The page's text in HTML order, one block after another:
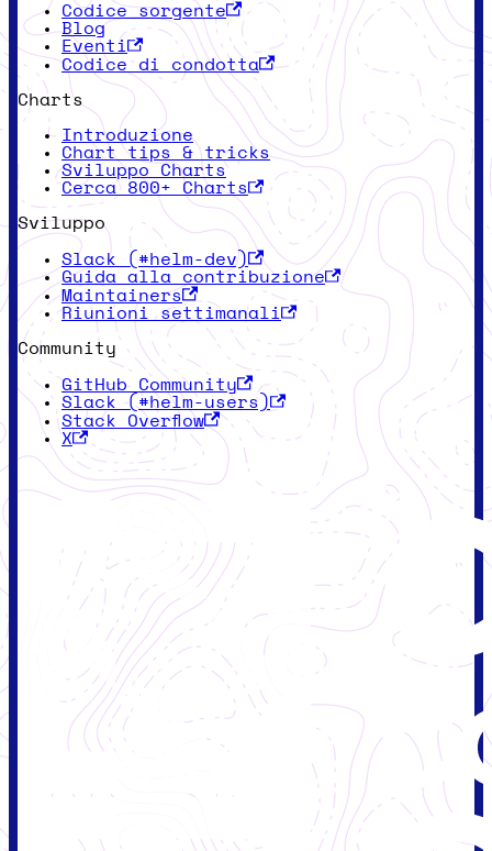
Codice sorgente
Blog
Eventi
Codice di condotta
Charts
Introduzione
Chart tips & tricks
Sviluppo Charts
Cerca 800+ Charts
Sviluppo
Slack (#helm-dev)
Guida alla contribuzione
Maintainers
Riunioni settimanali
Community
GitHub Community
Slack (#helm-users)
Stack Overflow
X